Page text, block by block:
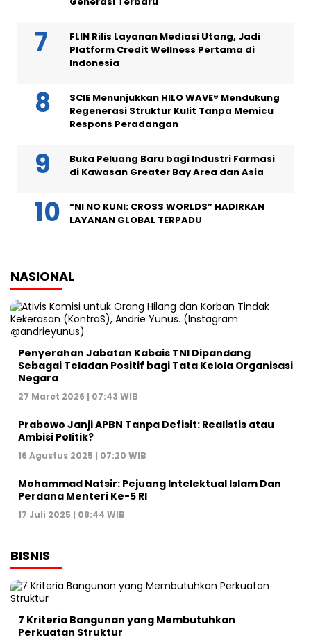
FLIN Rilis Layanan Mediasi Utang, Jadi
Platform Credit Wellness Pertama di
Indonesia
SCIE Menunjukkan HILO WAVE® Mendukung
Regenerasi Struktur Kulit Tanpa Memicu
Respons Peradangan
Buka Peluang Baru bagi Industri Farmasi
di Kawasan Greater Bay Area dan Asia
“NI NO KUNI: CROSS WORLDS” HADIRKAN
LAYANAN GLOBAL TERPADU
NASIONAL
Penyerahan Jabatan Kabais TNI Dipandang
Sebagai Teladan Positif bagi Tata Kelola Organisasi
Negara
27 Maret 2026 | 07:43 WIB
Prabowo Janji APBN Tanpa Defisit: Realistis atau
Ambisi Politik?
16 Agustus 2025 | 07:20 WIB
Mohammad Natsir: Pejuang Intelektual Islam Dan
Perdana Menteri Ke-5 RI
17 Juli 2025 | 08:44 WIB
BISNIS
7 Kriteria Bangunan yang Membutuhkan
Perkuatan Struktur